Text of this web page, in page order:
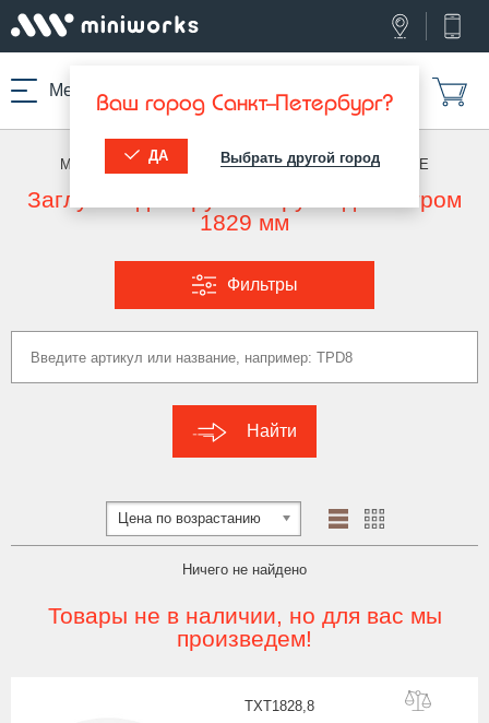
Меню Ваш город Санкт-Петербург?
ДА Выбрать другой город
МИНИВОРКС ПРО ЗАГЛУШКИ ДЛЯ ТРУБ /КРУГЛЫЕ
Заглушка для круглой трубы диаметром
1829 мм
Фильтры
Найти
Цена по возрастанию
Ничего не найдено
Товары не в наличии, но для вас мы
произведем!
TXT1828,8